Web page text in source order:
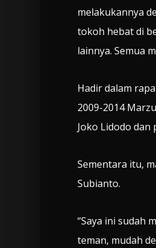
melakukannya
tokoh hebat di
lainnya. Semua
Hadir dalam
2009-2014
Joko Lidodo dan
Sementara itu,
Subianto.
“Saya ini sudah
teman, mudah